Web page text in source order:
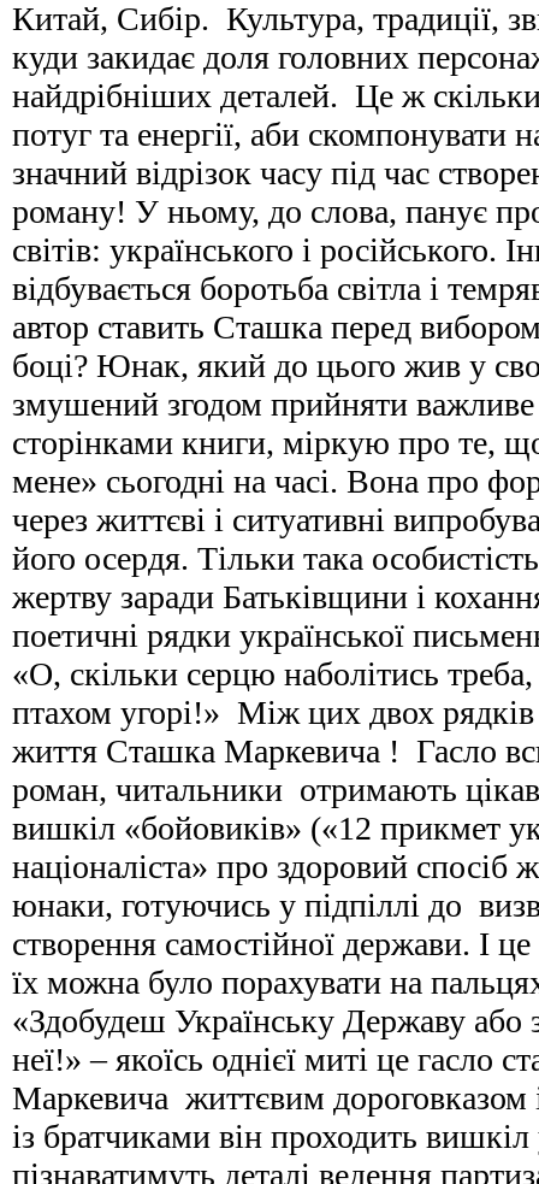
Китай, Сибір. Культура, традиції,
куди закидає доля головних
найдрібніших деталей. Це ж
потуг та енергії, аби скомпонувати
значний відрізок часу під час
роману! У ньому, до слова, панує
світів: українського і російського.
відбувається боротьба світла і
автор ставить Сташка перед
боці? Юнак, який до цього жив у
змушений згодом прийняти
сторінками книги, міркую про те,
мене» сьогодні на часі. Вона про
через життєві і ситуативні
його осердя. Тільки така
жертву заради Батьківщини і
поетичні рядки української
«О, скільки серцю наболітись
птахом угорі!» Між цих двох рядків
життя Сташка Маркевича ! Гасло
роман, читальники отримають
вишкіл «бойовиків» («12 прикмет
націоналіста» про здоровий спосіб
юнаки, готуючись у підпіллі до
створення самостійної держави. І
їх можна було порахувати на
«Здобудеш Українську Державу або
неї!» – якоїсь однієї миті це гасло
Маркевича життєвим дороговказом
із братчиками він проходить
пізнаватимуть деталі ведення